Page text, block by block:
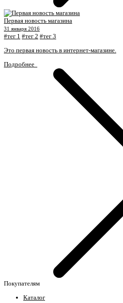
Первая новость магазина
31 января 2016
#тег 1 #тег 2 #тег 3
Это первая новость в интернет-магазине.
Подробнее
Покупателям
Каталог